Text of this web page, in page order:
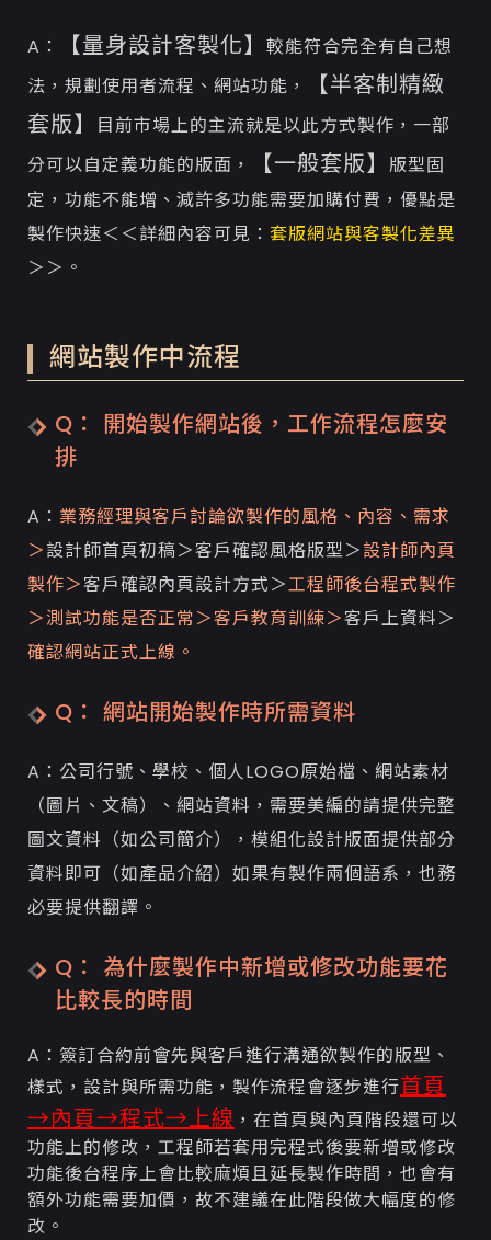
A： 【量身設計客製化】
較能符合完全有自己想
法，規劃使用者流程、網站功能，
【半客制精緻
套版】
目前市場上的主流就是以此方式製作，一部
分可以自定義功能的版面，
【一般套版】
版型固
定，功能不能增、減許多功能需要加購付費，優點是
製作快速＜＜詳細內容可見： 套版網站與客製化差異
＞＞。
網站製作中流程
Q： 開始製作網站後，工作流程怎麼安
排
A： 業務經理與客戶討論欲製作的風格、內容、需求
＞設計師首頁初稿＞客戶確認風格版型＞設計師內頁
製作＞客戶確認內頁設計方式＞工程師後台程式製作
＞測試功能是否正常＞客戶教育訓練＞客戶上資料＞
確認網站正式上線。
Q： 網站開始製作時所需資料
A：公司行號、學校、個人LOGO原始檔、網站素材
（圖片、文稿）、網站資料，需要美編的請提供完整
圖文資料（如公司簡介），模組化設計版面提供部分
資料即可（如產品介紹）如果有製作兩個語系，也務
必要提供翻譯。
Q： 為什麼製作中新增或修改功能要花
比較長的時間
A：簽訂合約前會先與客戶進行溝通欲製作的版型、
樣式，設計與所需功能，製作流程會逐步進行首頁
→內頁→程式→上線 ，在首頁與內頁階段還可以
功能上的修改，工程師若套用完程式後要新增或修改
功能後台程序上會比較麻煩且延長製作時間，也會有
額外功能需要加價，故不建議在此階段做大幅度的修
改。